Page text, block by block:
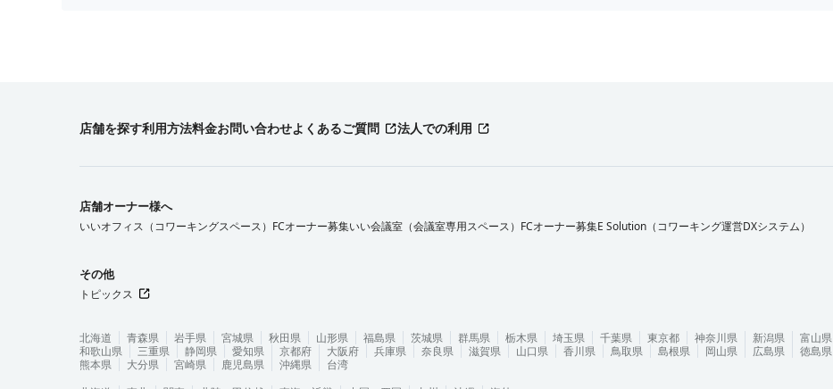
店舗を探す利用方法料金お問い合わせよくあるご質問 法人での利用
店舗オーナー様へ
いいオフィス（コワーキングスペース）FCオーナー募集いい会議室（会議室専用スペース）FCオーナー募集E Solution（コワーキング運営DXシステム）
その他
トピックス
北海道 青森県 岩手県 宮城県 秋田県 山形県 福島県 茨城県 群馬県 栃木県 埼玉県 千葉県 東京都 神奈川県 新潟県 富山県
和歌山県
三重県 静岡県 愛知県 京都府 大阪府 兵庫県 奈良県 滋賀県 山口県 香川県 鳥取県 島根県 岡山県 広島県 徳島県
熊本県
大分県 宮崎県 鹿児島県 沖縄県
台湾